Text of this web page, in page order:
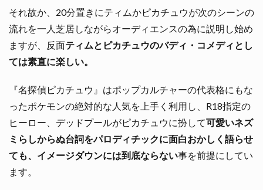
それ故か、20分置きにティムかピカチュウが次のシーンの
流れを一人芝居しながらオーディエンスの為に説明し始め
ますが、反面ティムとピカチュウのバディ・コメディとし
ては素直に楽しい。
『名探偵ピカチュウ』はポップカルチャーの代表格にもな
ったポケモンの絶対的な人気を上手く利用し、R18指定の
ヒーロー、デッドプールがピカチュウに扮して可愛いネズ
ミらしからぬ台詞をパロディチックに面白おかしく語らせ
ても、イメージダウンには到底ならない事を前提にしてい
ます。